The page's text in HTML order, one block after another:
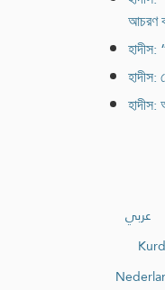
আচরণ
عربي